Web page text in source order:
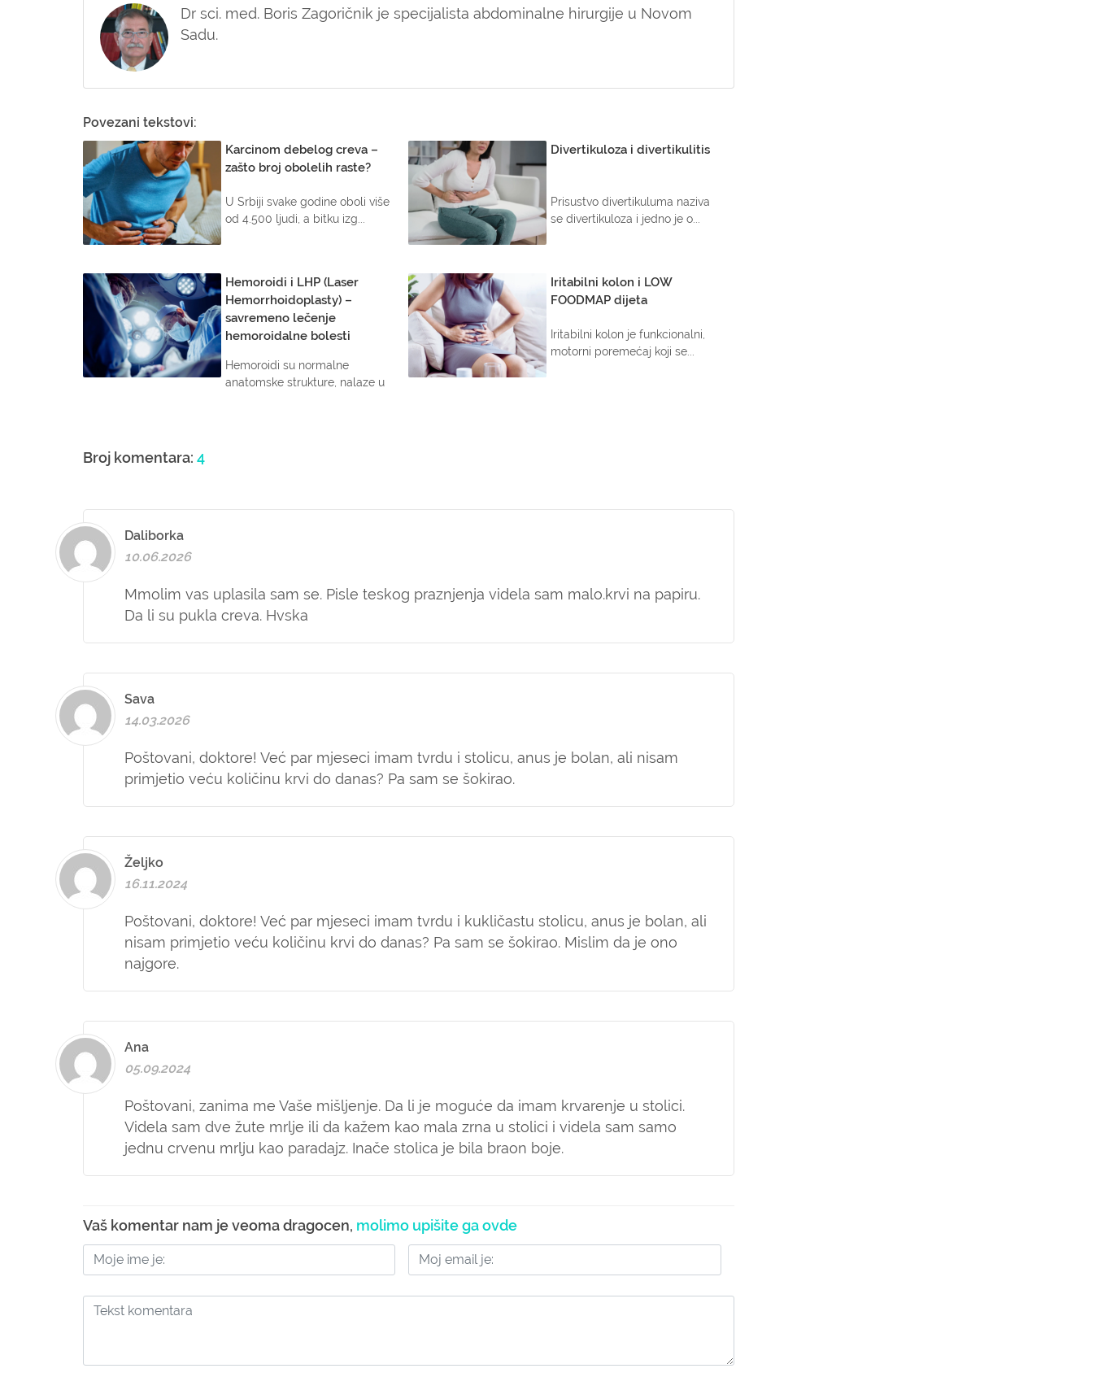
Dr sci. med. Boris Zagoričnik je specijalista abdominalne hirurgije u Novom
Sadu.
Povezani tekstovi:
Karcinom debelog creva –
zašto broj obolelih raste?
U Srbiji svake godine oboli više
od 4.500 ljudi, a bitku izg...
Divertikuloza i divertikulitis
Prisustvo divertikuluma naziva
se divertikuloza i jedno je o...
Hemoroidi i LHP (Laser
Hemorrhoidoplasty) –
savremeno lečenje
hemoroidalne bolesti
Hemoroidi su normalne
anatomske strukture, nalaze u
Iritabilni kolon i LOW
FOODMAP dijeta
Iritabilni kolon je funkcionalni,
motorni poremećaj koji se...
Broj komentara: 4
Daliborka
10.06.2026
Mmolim vas uplasila sam se. Pisle teskog praznjenja videla sam malo.krvi na papiru.
Da li su pukla creva. Hvska
Sava
14.03.2026
Poštovani, doktore! Već par mjeseci imam tvrdu i stolicu, anus je bolan, ali nisam
primjetio veću količinu krvi do danas? Pa sam se šokirao.
Željko
16.11.2024
Poštovani, doktore! Već par mjeseci imam tvrdu i kukličastu stolicu, anus je bolan, ali
nisam primjetio veću količinu krvi do danas? Pa sam se šokirao. Mislim da je ono
najgore.
Ana
05.09.2024
Poštovani, zanima me Vaše mišljenje. Da li je moguće da imam krvarenje u stolici.
Videla sam dve žute mrlje ili da kažem kao mala zrna u stolici i videla sam samo
jednu crvenu mrlju kao paradajz. Inače stolica je bila braon boje.
Vaš komentar nam je veoma dragocen, molimo upišite ga ovde